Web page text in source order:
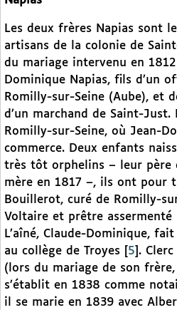
Les deux frères Napias sont
artisans de la colonie de
du mariage intervenu en
Dominique Napias, fils d’un
Romilly-sur-Seine (Aube), et
d’un marchand de Saint-Just.
Romilly-sur-Seine, où Jean-
commerce. Deux enfants
très tôt orphelins – leur père
mère en 1817 –, ils ont pour
Bouillerot, curé de Romilly-
Voltaire et prêtre assermenté
L’aîné, Claude-Dominique,
au collège de Troyes
5 .
(lors du mariage de son
s’établit en 1838 comme
il se marie en 1839 avec